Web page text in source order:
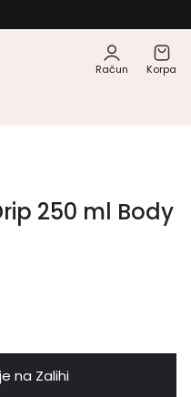
Račun Korpa
250 ml Body
na Zalihi